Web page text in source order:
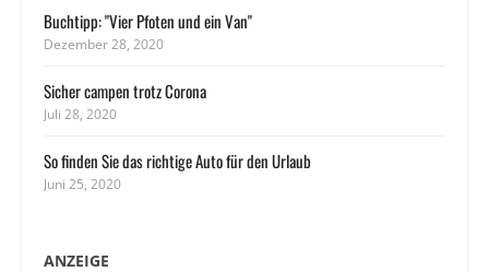
Buchtipp: "Vier Pfoten und ein Van"
Dezember 28, 2020
Sicher campen trotz Corona
Juli 28, 2020
So finden Sie das richtige Auto für den Urlaub
Juni 25, 2020
ANZEIGE